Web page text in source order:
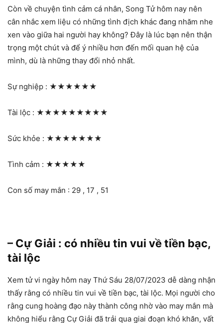
Còn về chuyện tình cảm cá nhân, Song Tử hôm nay nên
cân nhắc xem liệu có những tình địch khác đang nhăm nhe
xen vào giữa hai người hay không? Đây là lúc bạn nên thận
trọng một chút và để ý nhiều hơn đến mối quan hệ của
mình, dù là những thay đổi nhỏ nhất.
Sự nghiệp : ★★★★★★
Tài lộc : ★★★★★★★★★
Sức khỏe : ★★★★★★★
Tình cảm : ★★★★★
Con số may mắn : 29 , 17 , 51
– Cự Giải : có nhiều tin vui về tiền bạc,
tài lộc
Xem tử vi ngày hôm nay Thứ Sáu 28/07/2023 dễ dàng nhận
thấy rằng có nhiều tin vui về tiền bạc, tài lộc. Mọi người cho
rằng cung hoàng đạo này thành công nhờ vào may mắn mà
không hiểu rằng Cự Giải đã trải qua giai đoạn khó khăn, vất